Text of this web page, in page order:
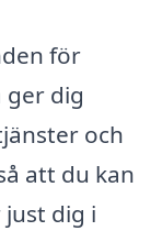
för
ger dig
och
att du kan
dig i